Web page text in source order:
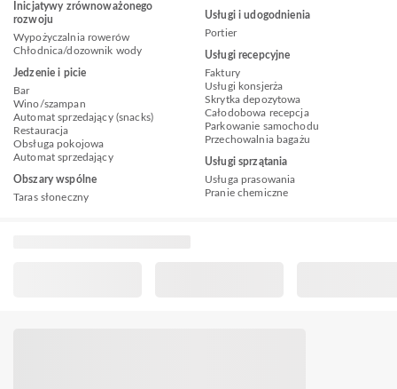
Inicjatywy zrównoważonego
rozwoju
Wypożyczalnia rowerów
Chłodnica/dozownik wody
Jedzenie i picie
Bar
Wino/szampan
Automat sprzedający (snacks)
Restauracja
Obsługa pokojowa
Automat sprzedający
Obszary wspólne
Taras słoneczny
Usługi i udogodnienia
Portier
Usługi recepcyjne
Faktury
Usługi konsjerża
Skrytka depozytowa
Całodobowa recepcja
Parkowanie samochodu
Przechowalnia bagażu
Usługi sprzątania
Usługa prasowania
Pranie chemiczne